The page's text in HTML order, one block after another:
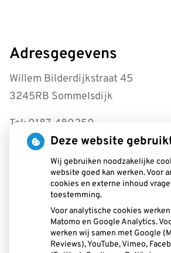
Adresgegevens
Willem Bilderdijkstraat 45
3245RB Sommelsdijk
Tel: 0187-480250
info@tpwestplaat.nl
Openingstijden
Maandag:
08.30 -
Woensdag:
08.30 -
Donderdag:
08.30 -
Deze website
Wij gebruiken noodzakelijke
website goed kan werken. Voor
cookies en externe inhoud
toestemming.
Voor analytische cookies
Matomo en Google Analytics.
werken wij samen met Google
Reviews), YouTube, Vimeo,